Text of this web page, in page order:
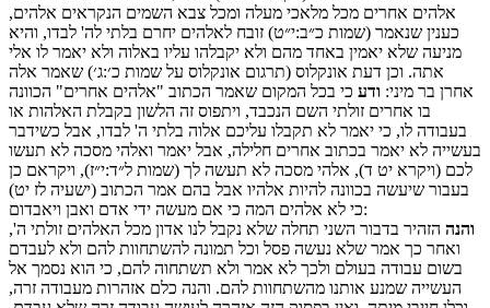
אלהים אחרים מכל מלאכי מעלה ומכל צבא השמים הנקראים אלהים,
כענין שנאמר (שמות כ״ב:י״ט) זובח לאלהים יחרם בלתי לה' לבדו, והיא
מניעה שלא יאמין באחד מהם ולא יקבלהו עליו באלוה ולא יאמר לו אלי
אתה. וכן דעת אונקלוס (תרגום אונקלוס על שמות כ׳:ג׳) שאמר אלה
אחרן בר מיני: ודע כי בכל המקום שאמר הכתוב "אלהים אחרים" הכוונה
בו אחרים זולתי השם הנכבד, ויתפוס זה הלשון בקבלת האלהות או
בעבודה לו, כי יאמר לא תקבלו עליכם אלוה בלתי ה' לבדו, אבל כשידבר
בעשייה לא יאמר בכתוב אחרים חלילה, אבל יאמר ואלהי מסכה לא תעשו
לכם (ויקרא יט ד), אלהי מסכה לא תעשה לך (שמות ל״ד:י״ז), ויקראם כן
בעבור שיעשה בכוונה להיות אלהיו אבל בהם אמר הכתוב (ישעיה לז יט)
כי לא אלהים המה כי אם מעשה ידי אדם ואבן ויאבדום:
והנה הזהיר בדבור השני תחלה שלא נקבל לנו אדון מכל האלהים זולתי ה',
ואחר כך אמר שלא נעשה פסל וכל תמונה להשתחוות להם ולא לעבדם
בשום עבודה בעולם ולכך לא אמר ולא תשתחוה להם, כי הוא נסמך אל
העשייה שמנע אותנו מהשתחוות להם. והנה כלם אזהרות מעבודה זרה,